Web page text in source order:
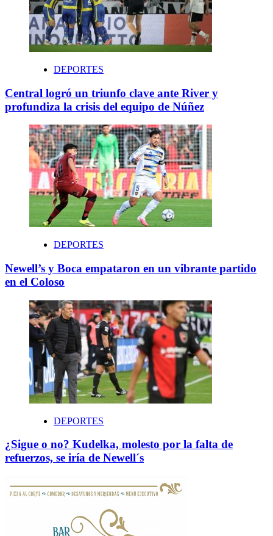
DEPORTES
Central logró un triunfo clave ante River y
profundiza la crisis del equipo de Núñez
DEPORTES
Newell’s y Boca empataron en un vibrante partido
en el Coloso
DEPORTES
¿Sigue o no? Kudelka, molesto por la falta de
refuerzos, se iría de Newell´s